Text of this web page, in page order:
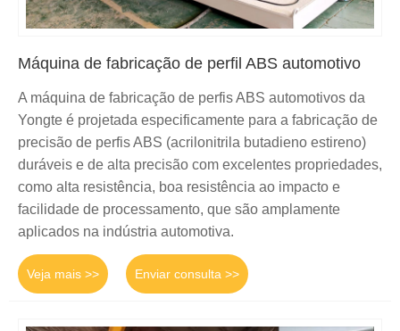
Máquina de fabricação de perfil ABS automotivo
A máquina de fabricação de perfis ABS automotivos da
Yongte é projetada especificamente para a fabricação de
precisão de perfis ABS (acrilonitrila butadieno estireno)
duráveis ​​e de alta precisão com excelentes propriedades,
como alta resistência, boa resistência ao impacto e
facilidade de processamento, que são amplamente
aplicados na indústria automotiva.
Veja mais >> Enviar consulta >>